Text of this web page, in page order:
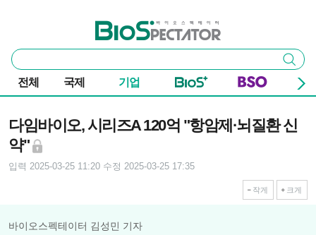
바이오스펙테이터
통
합
검
색
검색
전체 국제 기업
다임바이오, 시리즈A 120억 "항암제·뇌질환 신
약"
입력 2025-03-25 11:20 수정 2025-03-25 17:35
작게 크게
바이오스펙테이터 김성민 기자